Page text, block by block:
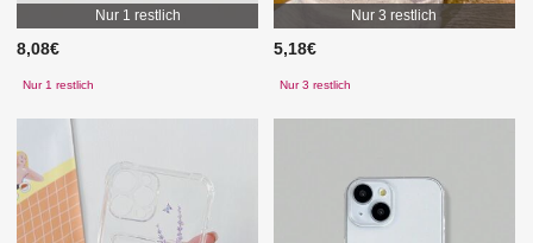
Nur 1 restlich
8,08€
Nur 1 restlich
Nur 3 restlich
5,18€
Nur 3 restlich